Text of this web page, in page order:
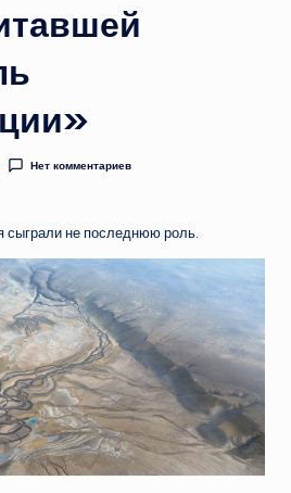
Нет комментариев
сыграли не последнюю роль.